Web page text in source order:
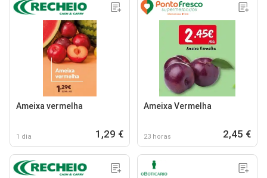
Ameixa vermelha
1 dia 1,29 €
Ameixa Vermelha
23 horas 2,45 €